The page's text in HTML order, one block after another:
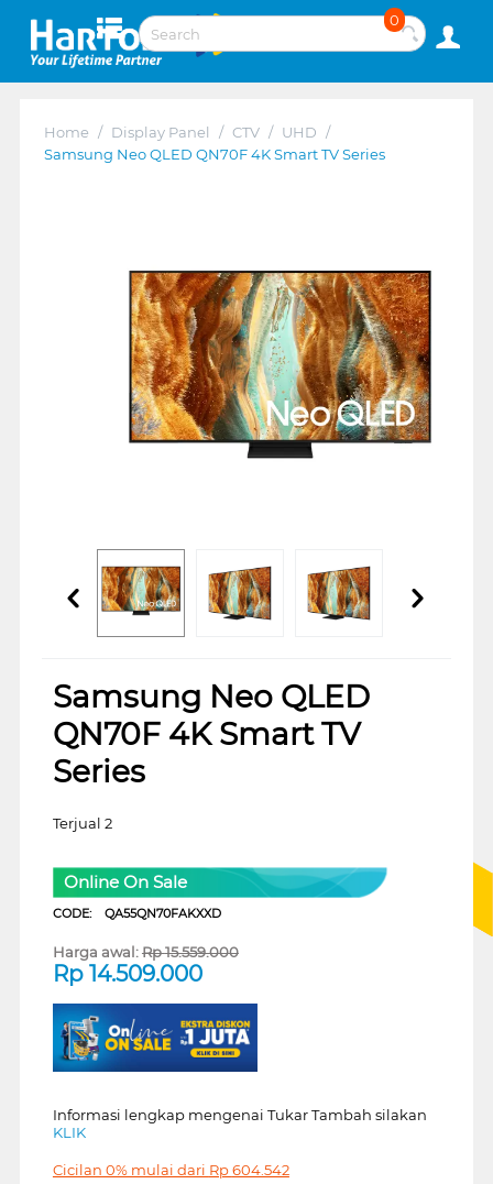
0
Home / Display Panel / CTV / UHD /
Samsung Neo QLED QN70F 4K Smart TV Series
Samsung Neo QLED
QN70F 4K Smart TV
Series
Terjual 2
Online On Sale
CODE: QA55QN70FAKXXD
Harga awal:Rp15.559.000
Rp 14.509.000
Informasi lengkap mengenai Tukar Tambah silakan
KLIK
Cicilan 0% mulai dari Rp604.542